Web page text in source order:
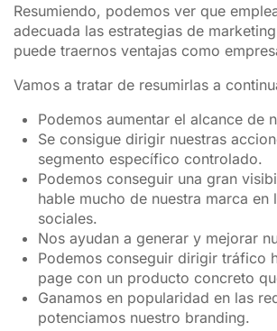
Resumiendo, podemos ver que
adecuada las estrategias de
puede traernos ventajas como
Vamos a tratar de resumirlas a
Podemos aumentar el alcance de
Se consigue dirigir nuestras
segmento específico controlado.
Podemos conseguir una gran
hable mucho de nuestra marca en
sociales.
Nos ayudan a generar y mejorar
Podemos conseguir dirigir tráfico
page con un producto concreto
Ganamos en popularidad en las
potenciamos nuestro branding.